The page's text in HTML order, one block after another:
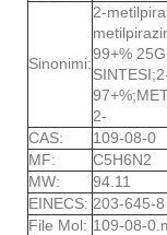
Sinonimi:
2-
99+%
2-
CAS:
109-08-0
MF:
C5H6N2
MW:
94.11
EINECS: 203-645-8
File Mol: 109-08-